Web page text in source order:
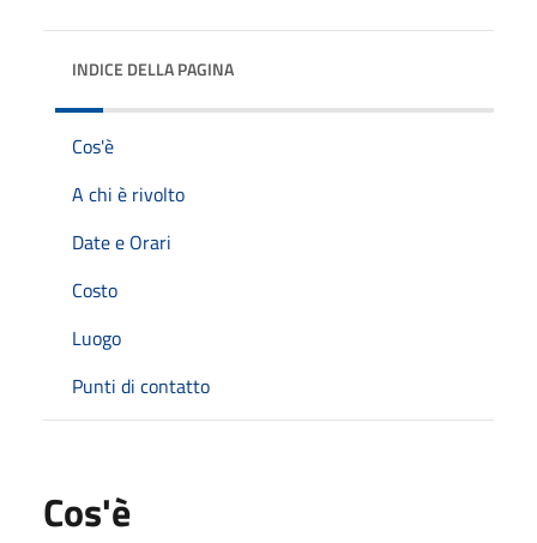
INDICE DELLA PAGINA
Cos'è
A chi è rivolto
Date e Orari
Costo
Luogo
Punti di contatto
Cos'è